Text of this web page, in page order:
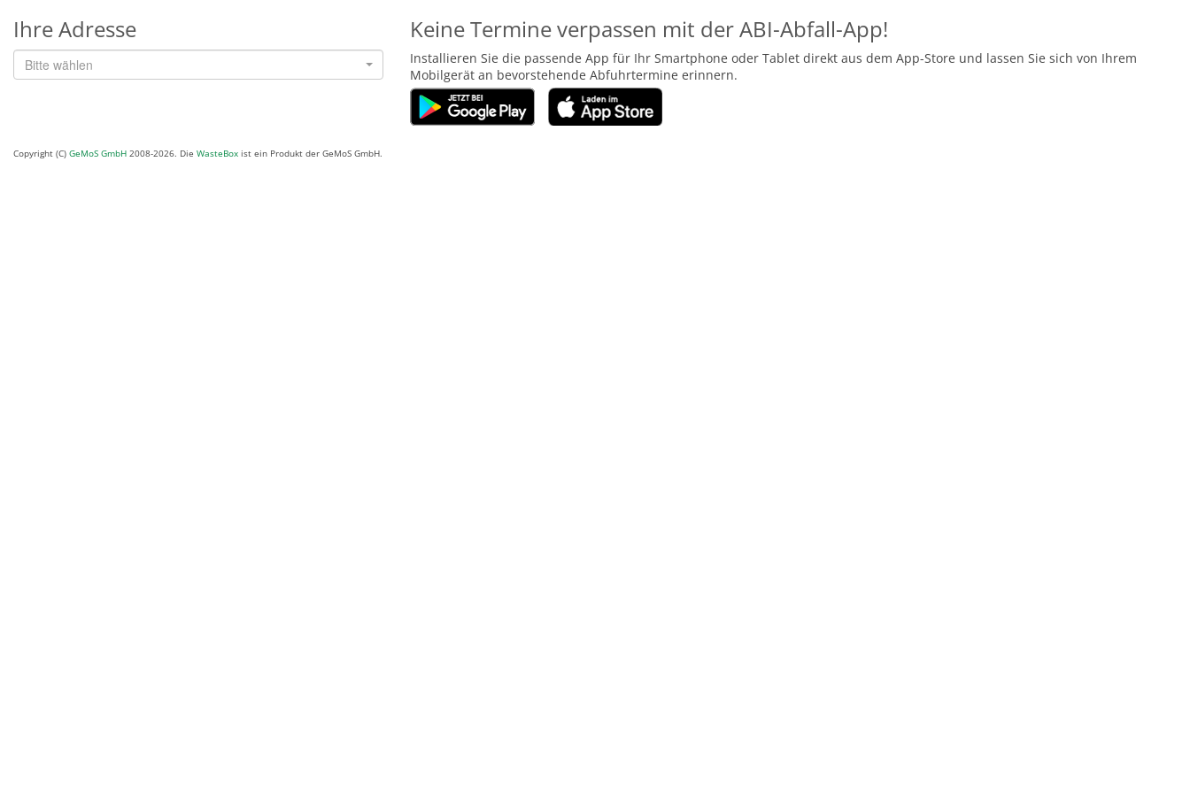
Ihre Adresse
Bitte wählen
Keine Termine verpassen mit der ABI-Abfall-App!
Installieren Sie die passende App für Ihr Smartphone oder Tablet direkt aus dem App-Store und lassen Sie sich von Ihrem
Mobilgerät an bevorstehende Abfuhrtermine erinnern.
Copyright (C) GeMoS GmbH 2008-2026. Die WasteBox ist ein Produkt der GeMoS GmbH.